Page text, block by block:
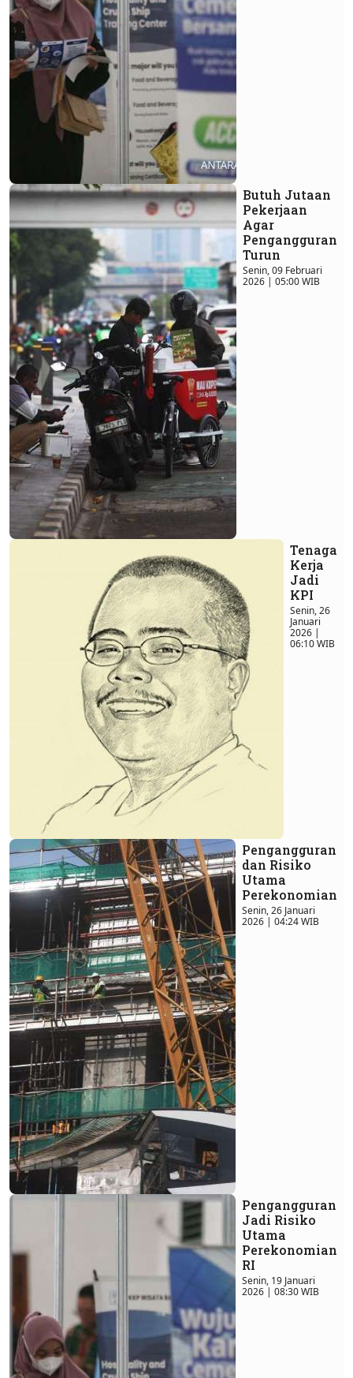
Butuh Jutaan
Pekerjaan
Agar
Pengangguran
Turun
Senin, 09 Februari
2026 | 05:00 WIB
Tenaga
Kerja
Jadi
KPI
Senin, 26
Januari
2026 |
06:10 WIB
Pengangguran
dan Risiko
Utama
Perekonomian
Senin, 26 Januari
2026 | 04:24 WIB
Pengangguran
Jadi Risiko
Utama
Perekonomian
RI
Senin, 19 Januari
2026 | 08:30 WIB